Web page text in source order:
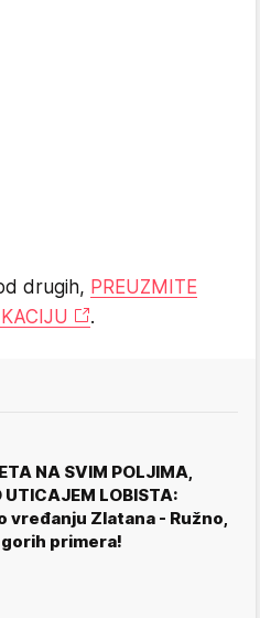
drugih, PREUZMITE
.
NA SVIM POLJIMA,
UTICAJEM LOBISTA:
vređanju Zlatana - Ružno,
gorih primera!